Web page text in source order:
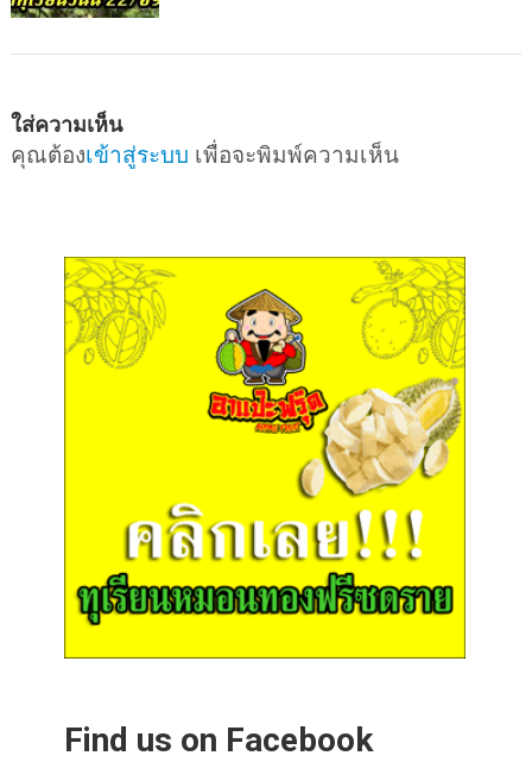
ใส่ความเห็น
คุณต้องเข้าสู่ระบบ เพื่อจะพิมพ์ความเห็น
Find us on Facebook